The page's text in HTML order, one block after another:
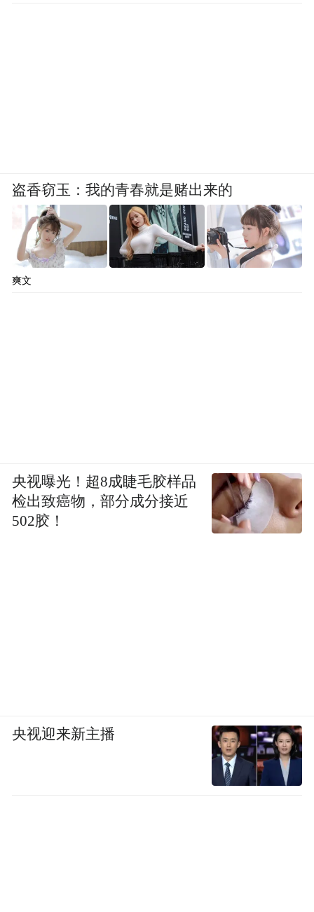
盗香窃玉：我的青春就是赌出来的
爽文
央视曝光！超8成睫毛胶样品
检出致癌物，部分成分接近
502胶！
央视迎来新主播